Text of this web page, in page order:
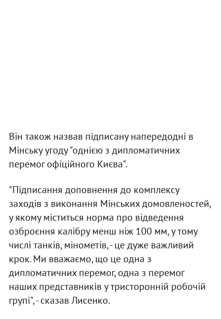
Він також назвав підписану напередодні в
Мінську угоду "однією з дипломатичних
перемог офіційного Києва".
"Підписання доповнення до комплексу
заходів з виконання Мінських домовленостей,
у якому міститься норма про відведення
озброєння калібру менш ніж 100 мм, у тому
числі танків, мінометів, - це дуже важливий
крок. Ми вважаємо, що це одна з
дипломатичних перемог, одна з перемог
наших представників у тристоронній робочій
групі", - сказав Лисенко.